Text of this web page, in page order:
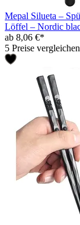
Mepal Silueta –
Löffel – Nordic
ab 8,06 €*
5 Preise vergleichen